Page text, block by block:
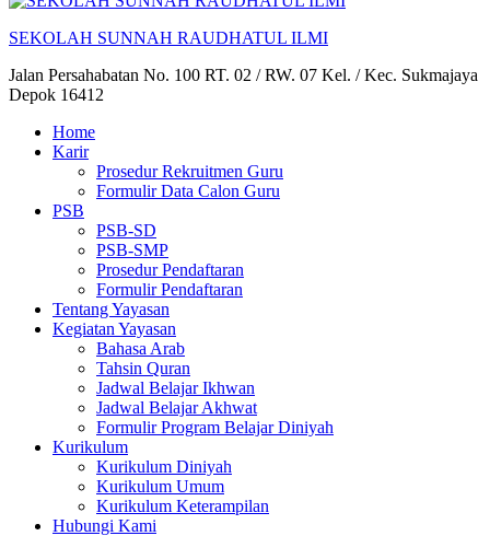
SEKOLAH SUNNAH RAUDHATUL ILMI
Jalan Persahabatan No. 100 RT. 02 / RW. 07 Kel. / Kec. Sukmajaya
Depok 16412
Home
Karir
Prosedur Rekruitmen Guru
Formulir Data Calon Guru
PSB
PSB-SD
PSB-SMP
Prosedur Pendaftaran
Formulir Pendaftaran
Tentang Yayasan
Kegiatan Yayasan
Bahasa Arab
Tahsin Quran
Jadwal Belajar Ikhwan
Jadwal Belajar Akhwat
Formulir Program Belajar Diniyah
Kurikulum
Kurikulum Diniyah
Kurikulum Umum
Kurikulum Keterampilan
Hubungi Kami